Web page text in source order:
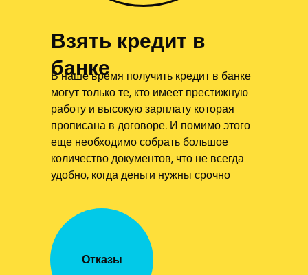
Отказы
В наше время получить кредит в банке
могут только те, кто имеет престижную
работу и высокую зарплату которая
прописана в договоре. И помимо этого
еще необходимо собрать большое
количество документов, что не всегда
удобно, когда деньги нужны срочно
Взять кредит в
банке